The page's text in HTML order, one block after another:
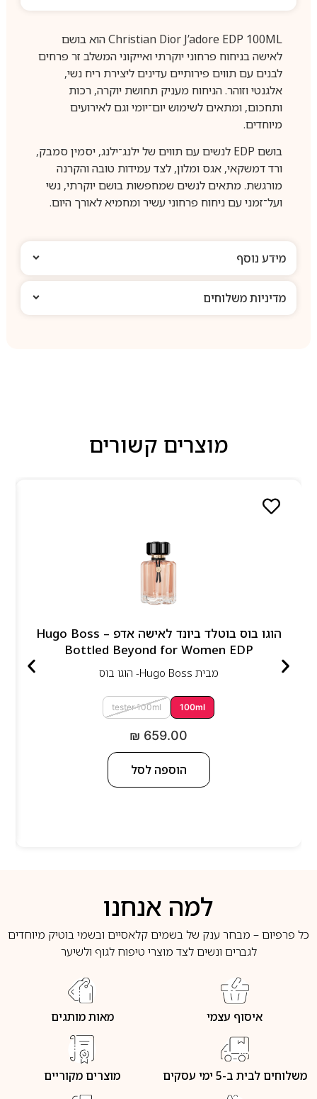
Christian Dior J’adore EDP 100ML הוא בושם
לאישה בניחוח פרחוני יוקרתי ואייקוני המשלב זר פרחים
לבנים עם תווים פירותיים עדינים ליצירת ריח נשי,
אלגנטי וזוהר. הניחוח מעניק תחושת יוקרה, רכות
ותחכום, ומתאים לשימוש יום־יומי וגם לאירועים
מיוחדים.
בושם EDP לנשים עם תווים של ילנג־ילנג, יסמין סמבק,
ורד דמשקאי, אגס ומלון, לצד עמידות טובה והקרנה
מורגשת. מתאים לנשים שמחפשות בושם יוקרתי, נשי
ועל־זמני עם ניחוח פרחוני עשיר ומחמיא לאורך היום.
מידע נוסף
מדיניות משלוחים
מוצרים קשורים
הוגו בוס בוטלד ביונד לאישה אדפ – Hugo Boss
Bottled Beyond for Women EDP
מבית Hugo Boss- הוגו בוס
100ml
tester 100ml
₪ 659.00
הוספה לסל
למה אנחנו
כל פרפיום – מבחר ענק של בשמים קלאסיים ובשמי בוטיק מיוחדים
לגברים ונשים לצד מוצרי טיפוח לגוף ולשיער
איסוף עצמי מאות מותגים
משלוחים לבית ב-5 ימי עסקים מוצרים מקוריים